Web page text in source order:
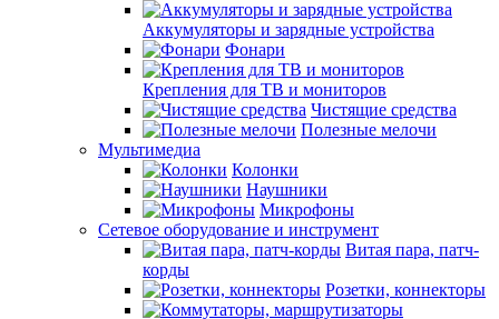
Аккумуляторы и зарядные устройства
Фонари
Крепления для ТВ и мониторов
Чистящие средства
Полезные мелочи
Мультимедиа
Колонки
Наушники
Микрофоны
Сетевое оборудование и инструмент
Витая пара, патч-
корды
Розетки, коннекторы